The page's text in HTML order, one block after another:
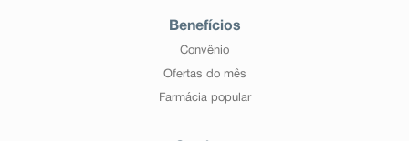
Benefícios
Convênio
Ofertas do mês
Farmácia popular